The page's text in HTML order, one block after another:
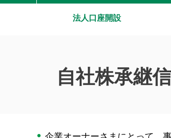
法人口座開設
自社株承継